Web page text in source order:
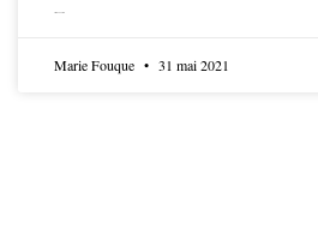
Marie Fouque 31 mai 2021